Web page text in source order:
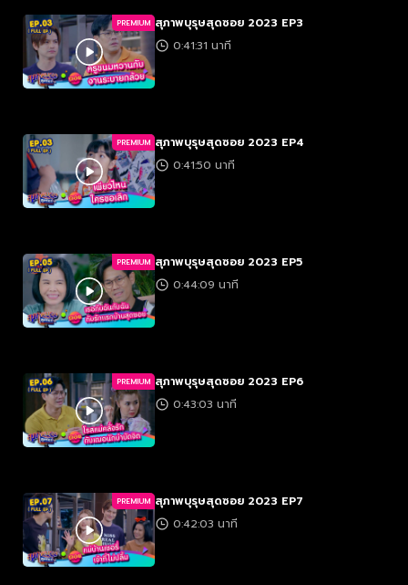
PREMIUM สุภาพบุรุษสุดซอย 2023 EP3
0:41:31 นาที
PREMIUM สุภาพบุรุษสุดซอย 2023 EP4
0:41:50 นาที
PREMIUM สุภาพบุรุษสุดซอย 2023 EP5
0:44:09 นาที
PREMIUM สุภาพบุรุษสุดซอย 2023 EP6
0:43:03 นาที
PREMIUM สุภาพบุรุษสุดซอย 2023 EP7
0:42:03 นาที